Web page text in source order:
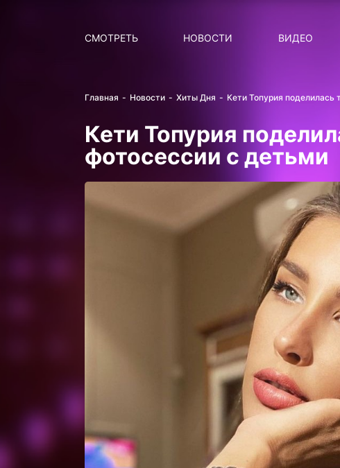
СМОТРЕТЬ НОВОСТИ
ВИДЕО
Главная Новости Хиты Дня Кети Топурия
Кети Топурия
фотосессии с детьми